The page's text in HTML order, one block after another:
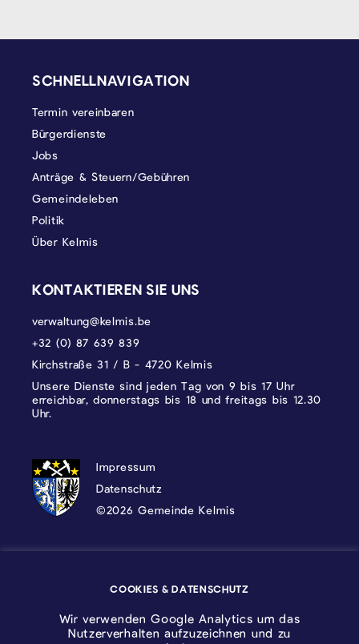
SCHNELLNAVIGATION
Termin vereinbaren
Bürgerdienste
Jobs
Anträge & Steuern/Gebühren
Gemeindeleben
Politik
Über Kelmis
KONTAKTIEREN SIE UNS
verwaltung@kelmis.be
+32 (0) 87 639 839
Kirchstraße 31 / B - 4720 Kelmis
Unsere Dienste sind jeden Tag von 9 bis 17 Uhr
erreichbar, donnerstags bis 18 und freitags bis 12.30
Uhr.
DATENSCHUTZ, IMPRESSUM UND
Impressum
Datenschutz
©2026 Gemeinde Kelmis
COOKIES & DATENSCHUTZ
Wir verwenden Google Analytics um das
Nutzerverhalten aufzuzeichnen und zu